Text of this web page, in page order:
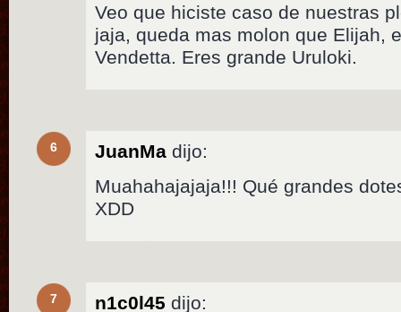
Veo que hiciste caso de nuestras
jaja, queda mas molon que Elijah,
Vendetta. Eres grande Uruloki.
6 JuanMa dijo:
Muahahajajaja!!! Qué grandes
XDD
7 n1c0l45 dijo: